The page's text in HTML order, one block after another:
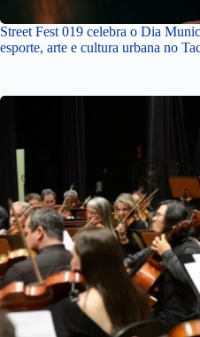
Street Fest 019 celebra o Dia
esporte, arte e cultura urbana no